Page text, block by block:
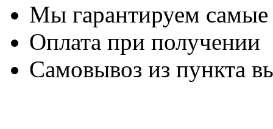
Мы гарантируем
Оплата при получении
Самовывоз из пункта